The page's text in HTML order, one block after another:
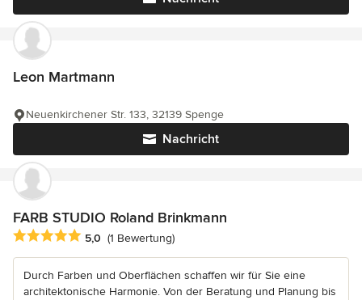
Leon Martmann
Nachricht
Neuenkirchener Str. 133, 32139 Spenge
FARB STUDIO Roland Brinkmann
Durchschnittliche Bewertung: 5 von 5 Sternen
5,0 (1 Bewertung)
Durch Farben und Oberflächen schaffen wir für Sie eine
architektonische Harmonie. Von der Beratung und Planung bis